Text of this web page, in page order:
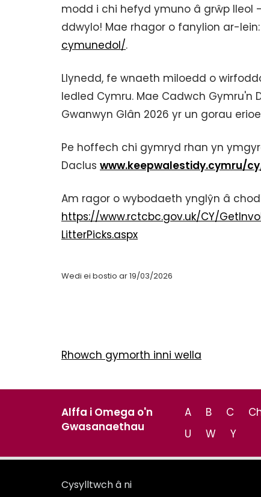
modd i chi hefyd ymuno â grŵp lleol
ddwylo! Mae rhagor o fanylion ar-lein:
cymunedol/.
Llynedd, fe wnaeth miloedd o
ledled Cymru. Mae Cadwch
Gwanwyn Glân 2026 yr un gorau
Pe hoffech chi gymryd rhan yn
Daclus www.keepwalestidy.cymru/
Am ragor o wybodaeth ynglŷn â
https://www.rctcbc.gov.uk/CY/
LitterPicks.aspx
Wedi ei bostio ar 19/03/2026
Rhowch gymorth inni wella
Alffa i Omega o'n
Gwasanaethau
A B C
U
W Y
Cysylltwch â ni